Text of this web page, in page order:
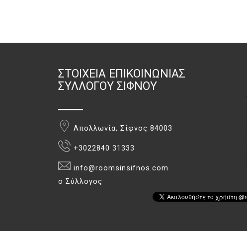
ΣΤΟΙΧΕΊΑ ΕΠΙΚΟΙΝΩΝΊΑΣ
ΣΥΛΛΌΓΟΥ ΣΊΦΝΟΥ
Απολλωνία, Σίφνος 84003
+3022840 31333
info@roomsinsifnos.com
ο Σύλλογος